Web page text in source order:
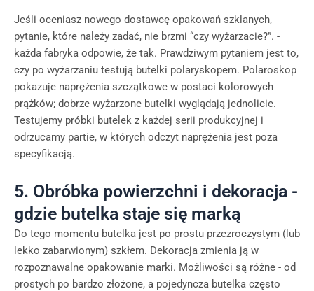
Jeśli oceniasz nowego dostawcę opakowań szklanych,
pytanie, które należy zadać, nie brzmi “czy wyżarzacie?”. -
każda fabryka odpowie, że tak. Prawdziwym pytaniem jest to,
czy po wyżarzaniu testują butelki polaryskopem. Polaroskop
pokazuje naprężenia szczątkowe w postaci kolorowych
prążków; dobrze wyżarzone butelki wyglądają jednolicie.
Testujemy próbki butelek z każdej serii produkcyjnej i
odrzucamy partie, w których odczyt naprężenia jest poza
specyfikacją.
5. Obróbka powierzchni i dekoracja -
gdzie butelka staje się marką
Do tego momentu butelka jest po prostu przezroczystym (lub
lekko zabarwionym) szkłem. Dekoracja zmienia ją w
rozpoznawalne opakowanie marki. Możliwości są różne - od
prostych po bardzo złożone, a pojedyncza butelka często